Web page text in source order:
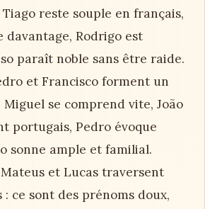
reste souple en français,
davantage, Rodrigo est
paraît noble sans être raide.
et Francisco forment un
Miguel se comprend vite, João
portugais, Pedro évoque
sonne ample et familial.
et Lucas traversent
: ce sont des prénoms doux,